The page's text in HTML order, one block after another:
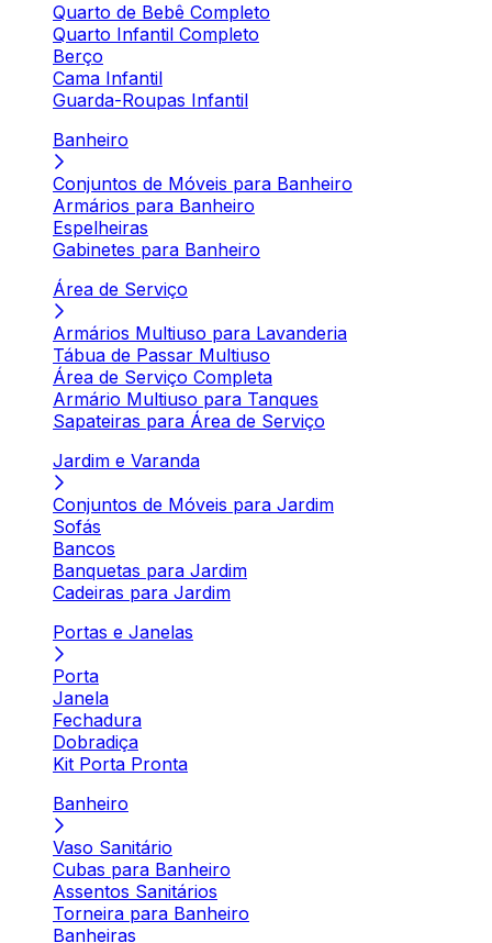
Quarto de Bebê Completo
Quarto Infantil Completo
Berço
Cama Infantil
Guarda-Roupas Infantil
Banheiro
Conjuntos de Móveis para Banheiro
Armários para Banheiro
Espelheiras
Gabinetes para Banheiro
Área de Serviço
Armários Multiuso para Lavanderia
Tábua de Passar Multiuso
Área de Serviço Completa
Armário Multiuso para Tanques
Sapateiras para Área de Serviço
Jardim e Varanda
Conjuntos de Móveis para Jardim
Sofás
Bancos
Banquetas para Jardim
Cadeiras para Jardim
Portas e Janelas
Porta
Janela
Fechadura
Dobradiça
Kit Porta Pronta
Banheiro
Vaso Sanitário
Cubas para Banheiro
Assentos Sanitários
Torneira para Banheiro
Banheiras